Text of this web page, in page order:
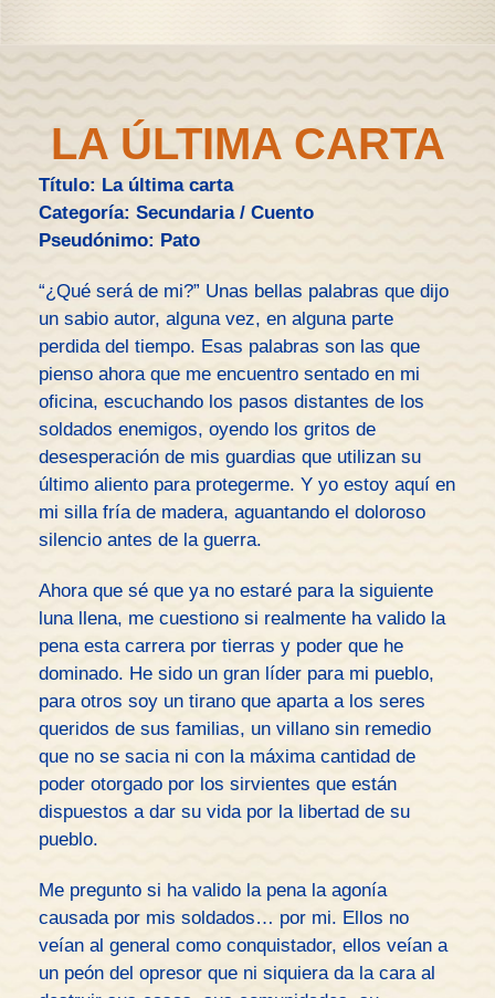
LA ÚLTIMA CARTA
Título: La última carta
Categoría: Secundaria / Cuento
Pseudónimo: Pato
“¿Qué será de mi?” Unas bellas palabras que dijo
un sabio autor, alguna vez, en alguna parte
perdida del tiempo. Esas palabras son las que
pienso ahora que me encuentro sentado en mi
oficina, escuchando los pasos distantes de los
soldados enemigos, oyendo los gritos de
desesperación de mis guardias que utilizan su
último aliento para protegerme. Y yo estoy aquí en
mi silla fría de madera, aguantando el doloroso
silencio antes de la guerra.
Ahora que sé que ya no estaré para la siguiente
luna llena, me cuestiono si realmente ha valido la
pena esta carrera por tierras y poder que he
dominado. He sido un gran líder para mi pueblo,
para otros soy un tirano que aparta a los seres
queridos de sus familias, un villano sin remedio
que no se sacia ni con la máxima cantidad de
poder otorgado por los sirvientes que están
dispuestos a dar su vida por la libertad de su
pueblo.
Me pregunto si ha valido la pena la agonía
causada por mis soldados… por mi. Ellos no
veían al general como conquistador, ellos veían a
un peón del opresor que ni siquiera da la cara al